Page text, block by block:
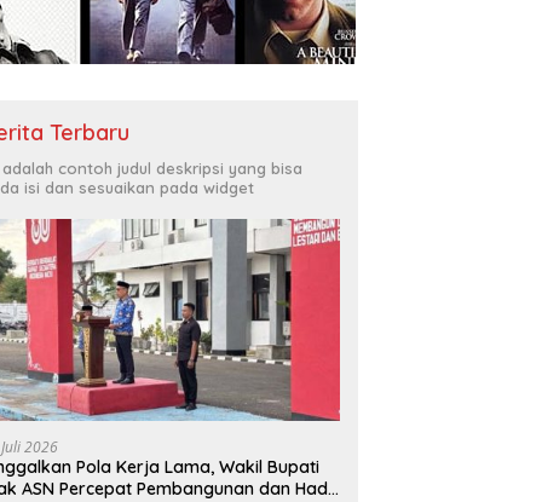
Terbaru
adalah contoh judul deskripsi yang bisa
isi dan sesuaikan pada widget
2026
Pola Kerja Lama, Wakil Bupati
ASN Percepat Pembangunan dan Hadir